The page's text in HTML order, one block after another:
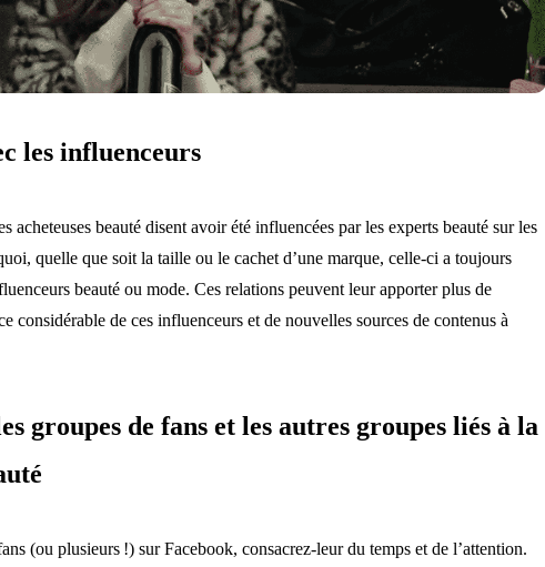
les influenceurs
acheteuses beauté disent avoir été influencées par les experts beauté sur les
quelle que soit la taille ou le cachet d’une marque, celle-ci a toujours
beauté ou mode. Ces relations peuvent leur apporter plus de
considérable de ces influenceurs et de nouvelles sources de contenus à
groupes de fans et les autres groupes liés à la
(ou plusieurs !) sur Facebook, consacrez-leur du temps et de l’attention.